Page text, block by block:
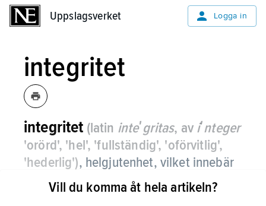
Uppslagsverket Logga in
integritet
integritet (latin inteʹgritas, av iʹnteger
'orörd', 'hel', 'fullständig', 'oförvitlig',
'hederlig'), helgjutenhet, vilket innebär
att veta sitt mål och kunna handla efter
sin övertygelse och stå emot
Vill du komma åt hela artikeln?